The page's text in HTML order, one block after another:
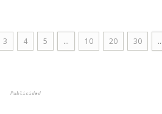
3 4 5 ... 10 20 30
Publicidad